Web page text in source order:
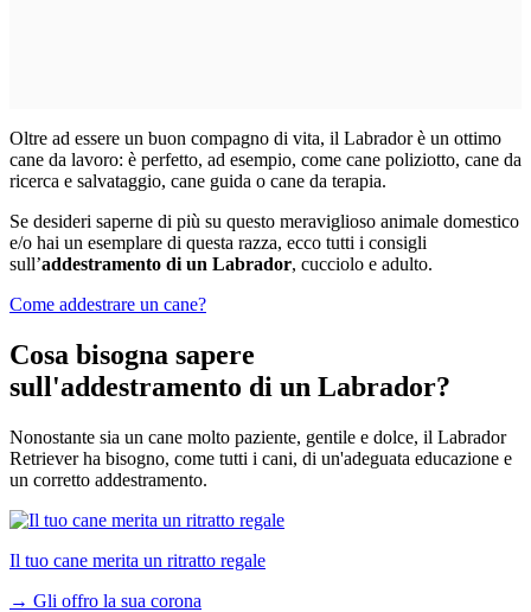
Oltre ad essere un buon compagno di vita, il Labrador è un ottimo
cane da lavoro: è perfetto, ad esempio, come cane poliziotto, cane da
ricerca e salvataggio, cane guida o cane da terapia.
Se desideri saperne di più su questo meraviglioso animale domestico
e/o hai un esemplare di questa razza, ecco tutti i consigli
sull’addestramento di un Labrador, cucciolo e adulto.
Come addestrare un cane?
Cosa bisogna sapere
sull'addestramento di un Labrador?
Nonostante sia un cane molto paziente, gentile e dolce, il Labrador
Retriever ha bisogno, come tutti i cani, di un'adeguata educazione e
un corretto addestramento.
Il tuo cane merita un ritratto regale
→ Gli offro la sua corona